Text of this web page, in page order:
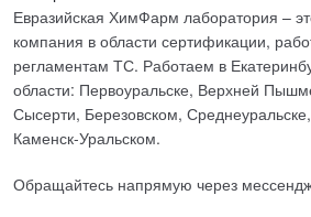
Евразийская ХимФарм лаборатория –
компания в области сертификации,
регламентам ТС. Работаем в
области: Первоуральске, Верхней
Сысерти, Березовском,
Каменск-Уральском.
Обращайтесь напрямую через